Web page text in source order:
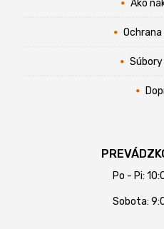
Ako
Po - Pi:
Sobota: